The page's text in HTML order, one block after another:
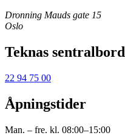
Dronning Mauds gate 15
Oslo
Teknas sentralbord
22 94 75 00
Åpningstider
Man. – fre. kl. 08:00–15:00